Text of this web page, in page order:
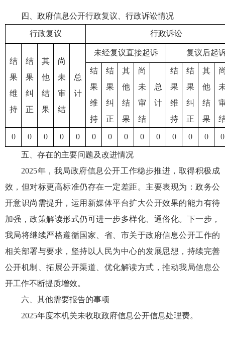
四、政府信息公开行政复议、行政诉讼情况
行政复议 行政诉讼
结
果
维
持
结
果
纠
正
其
他
结
果
尚
未
审
结
总
计
未经复议直接起诉 复议后起
结
果
维
持
结
果
纠
正
其
他
结
果
尚
未
审
结
总
计
结
果
维
持
结
果
纠
正
其
他
结
果
0 0 0 0 0 0 0 0 0 0 0 0 0 0
五、存在的主要问题及改进情况
2025年，我局政府信息公开工作稳步推进，取得积极成
效，但对标更高标准仍存在一定差距。主要表现为：政务公
开意识尚需提升，运用新媒体平台扩大公开效果的能力有待
加强，政策解读形式仍可进一步多样化、通俗化。下一步，
我局将继续严格遵循国家、省、市关于政府信息公开工作的
相关部署与要求，坚持以人民为中心的发展思想，持续完善
公开机制、拓展公开渠道、优化解读方式，推动我局信息公
开工作不断提质增效。
六、其他需要报告的事项
2025年度本机关未收取政府信息公开信息处理费。